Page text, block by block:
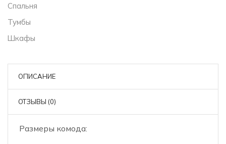
Спальня
Тумбы
Шкафы
ОПИСАНИЕ
ОТЗЫВЫ (0)
Размеры комода: